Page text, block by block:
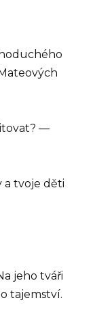
—
tvoje děti
jeho tváři
tajemství.